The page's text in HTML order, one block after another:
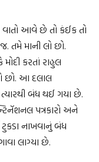
આવે છે તો કંઈક તો
તમે માની લો છો.
કરતાં રાહુલ
છો. આ દલાલ
ત્યારથી બંધ થઈ ગયા છે.
પત્રકારો અને
ટુકડા નાખવાનું બંધ
લાગ્યા છે.